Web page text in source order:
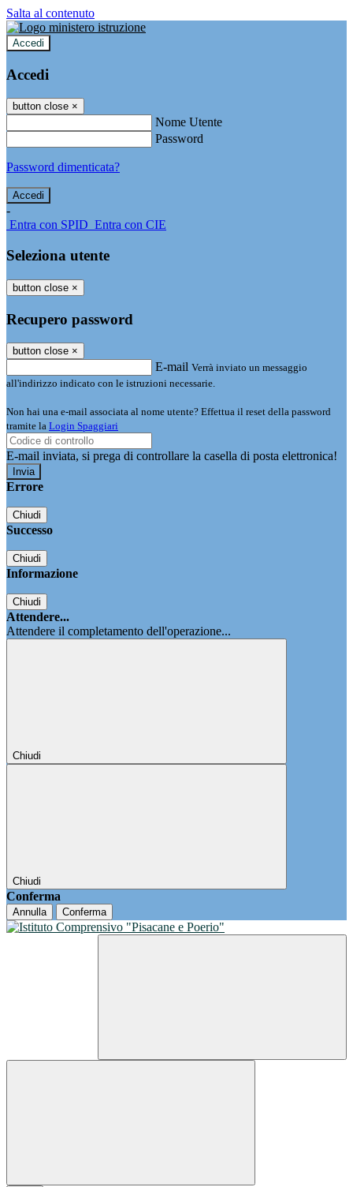
Salta al contenuto
Accedi
Accedi
button close ×
Nome Utente
Password
Password dimenticata?
-
Entra con SPID Entra con CIE
Seleziona utente
button close ×
Recupero password
button close ×
E-mail Verrà inviato un messaggio
all'indirizzo indicato con le istruzioni necessarie.
Non hai una e-mail associata al nome utente? Effettua il reset della password
tramite la Login Spaggiari
E-mail inviata, si prega di controllare la casella di posta elettronica!
Errore
Chiudi
Successo
Chiudi
Informazione
Chiudi
Attendere...
Attendere il completamento dell'operazione...
Chiudi
Chiudi
Conferma
Annulla Conferma